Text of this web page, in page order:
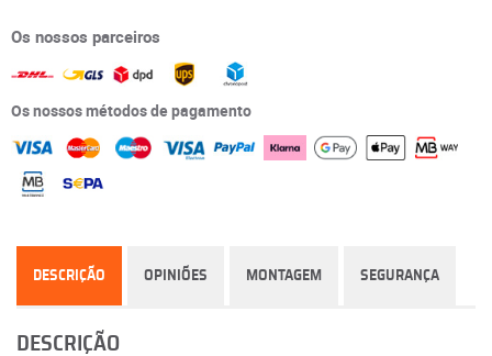
Os nossos parceiros
Os nossos métodos de pagamento
DESCRIÇÃO OPINIÕES MONTAGEM SEGURANÇA
DESCRIÇÃO